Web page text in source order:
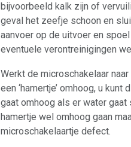
bijvoorbeeld kalk zijn of
geval het zeefje schoon en
aanvoer op de uitvoer en
eventuele verontreinigingen
Werkt de microschakelaar
een ‘hamertje’ omhoog, u
gaat omhoog als er water
hamertje wel omhoog gaan
microschakelaartje defect.